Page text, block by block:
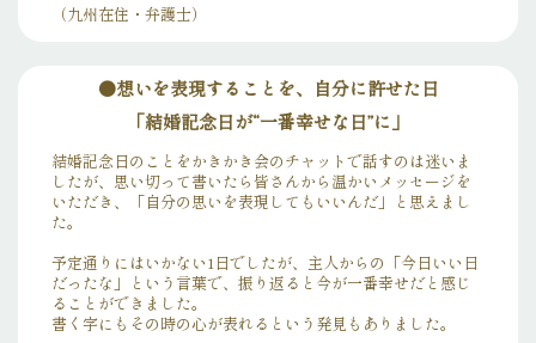
（九州在住・弁護士）
●想いを表現することを、自分に許せた日
「結婚記念日が“一番幸せな日”に」
結婚記念日のことをかきかき会のチャットで話すのは迷いま
したが、思い切って書いたら皆さんから温かいメッセージを
いただき、「自分の思いを表現してもいいんだ」と思えまし
た。
予定通りにはいかない1日でしたが、主人からの「今日いい日
だったな」という言葉で、振り返ると今が一番幸せだと感じ
ることができました。
書く字にもその時の心が表れるという発見もありました。